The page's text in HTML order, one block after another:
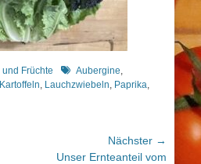
Früchte Schlagworte
Aubergine,
Kartoffeln, Lauchzwiebeln, Paprika,
Nächster →
NächsterUnser Ernteanteil vom